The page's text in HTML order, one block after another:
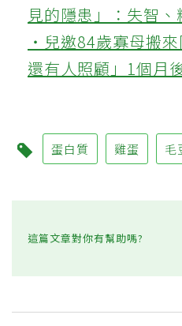
見的隱患」：失智
‧兒邀84歲寡母搬
還有人照顧」1個月
蛋白質 雞蛋 毛
這篇文章對你有幫助嗎?